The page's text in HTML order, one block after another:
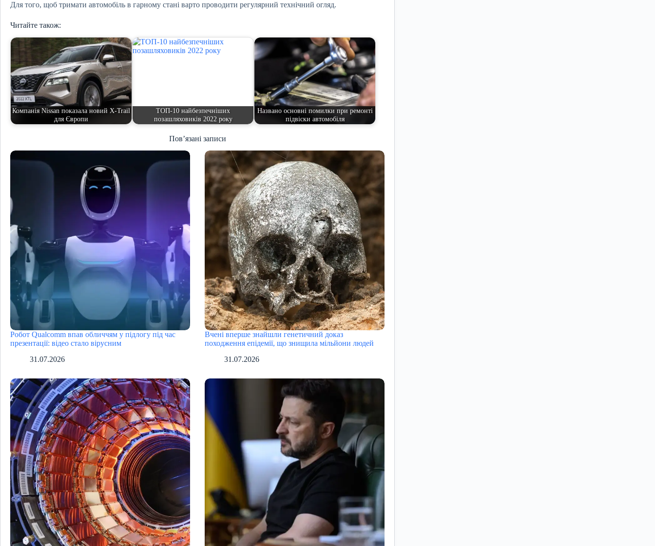
Для того, щоб тримати автомобіль в гарному стані варто проводити регулярний технічний огляд.
Читайте також:
Компанія Nissan показала новий X-Trail
для Європи
ТОП-10 найбезпечніших
позашляховиків 2022 року
Названо основні помилки при ремонті
підвіски автомобіля
Пов’язані записи
Робот Qualcomm впав обличчям у підлогу під час
презентації: відео стало вірусним
31.07.2026
Вчені вперше знайшли генетичний доказ
походження епідемії, що знищила мільйони людей
31.07.2026